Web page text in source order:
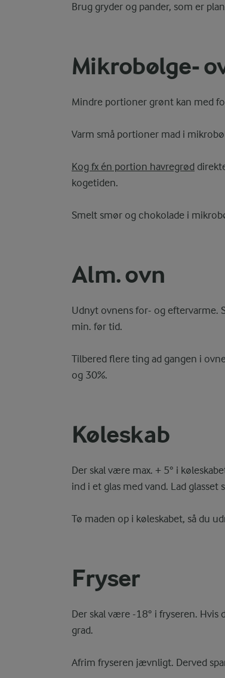
Brug gryder og pander, som er
Mikrobølge-
Mindre portioner grønt kan med
Varm små portioner mad i
Kog fx én portion havregrød
kogetiden.
Smelt smør og chokolade i
Alm. ovn
Udnyt ovnens for- og eftervarme.
min. før tid.
Tilbered flere ting ad gangen i
og 30%.
Køleskab
Der skal være max. + 5° i
ind i et glas med vand. Lad glasset
Tø maden op i køleskabet, så du
Fryser
Der skal være -18° i fryseren.
grad.
Afrim fryseren jævnligt. Derved